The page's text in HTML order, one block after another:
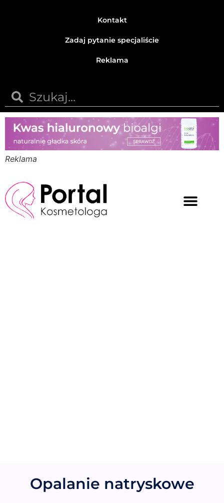
Kontakt
Zadaj pytanie specjaliście
Reklama
Reklama
Opalanie natryskowe